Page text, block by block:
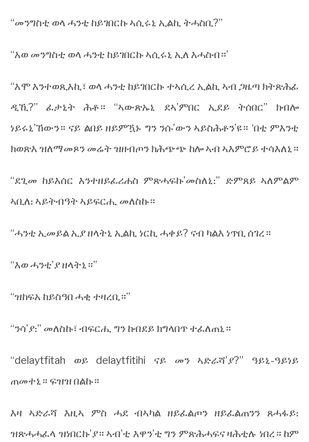
“መንግስቲ ወላ ሓንቲ ከይገበርኩ ኣሲሩኒ ኢልኪ ትሓስቢ?”
“እወ መንግስቲ ወላ ሓንቲ ከይገበርኩ ኣሲሩኒ ኢለ እሓስብ።’
“እሞ እንተወጺእኪ፣ ወላ ሓንቲ ከይገበርኩ ተኣሲረ ኢልኪ ኣብ ጋዜጣ ክትጽሕፊ
ዲኺ?” ፈታኒት ሕቶ። “ኣውጽኡኒ ደኣ’ምበር ኢደይ ትሰበር” ክብሎ
ነይሩኒ’ኸውን። ናይ ልበይ ዘይምዃኑ ግን ንሱ’ውን ኣይስሕቶን’ዩ። ‘በቲ ምእንቲ
ክወጽእ ዝለማመጾን መሬት ዝዘብጦን ክሕጭጭ ከሎ ኣብ ኣእምሮይ ተሳእለኒ።
“ደጊመ ከይእሰር እንተዘይፈሪሐስ ምጽሓፍኩ’መስለኒ᎓” ድምጸይ ኣለምልም
ኣቢለ᎓ ኣይትብዓት ኣይፍርሒ መለስኩ።
“ሓንቲ ኢመይል ኢያ ዘላትኒ ኢልኪ ነርኪ ሓቀይ? ናብ ካልእ ነጥቢ ሰገረ።
“እወ ሓንቲ’ያ ዘላትኒ።”
“ዝከፍአ ከይስዓበ ሓቂ ተዛረቢ።”
“ንሳ’ያ᎓” መለስኩ፣ ብፍርሒ ግን ከብደይ ክግላበጥ ተፈለጠኒ።
“delaytfitah ወይ delaytfitihi ናይ መን ኣድራሻ’ያ?” ዓይኒ-ዓይነይ
ጠመተኒ። ፍዝዝ በልኩ።
እዛ ኣድራሻ እዚኣ ምስ ሓደ ብኣካል ዘይፈልጦን ዘይፈልጠንን ጸሓፋይ᎓
ዝጽሓሓፈላ ዝነበርኩ’ያ። ኣብ’ቲ እዋን’ቲ ግን ምጽሕሓፍና ዛሕቲሉ ነበረ። ከም